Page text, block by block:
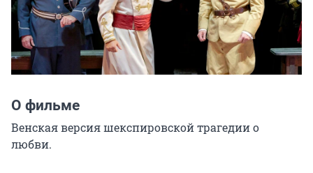
О фильме
Венская версия шекспировской трагедии о
любви.